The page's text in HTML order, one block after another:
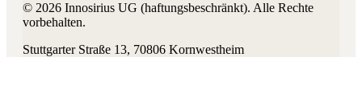
© 2026 Innosirius UG (haftungsbeschränkt). Alle Rechte
vorbehalten.
Stuttgarter Straße 13, 70806 Kornwestheim